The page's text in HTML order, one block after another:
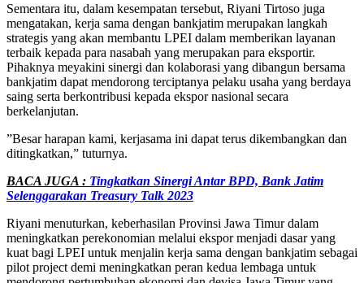
Sementara itu, dalam kesempatan tersebut, Riyani Tirtoso juga
mengatakan, kerja sama dengan bankjatim merupakan langkah
strategis yang akan membantu LPEI dalam memberikan layanan
terbaik kepada para nasabah yang merupakan para eksportir.
Pihaknya meyakini sinergi dan kolaborasi yang dibangun bersama
bankjatim dapat mendorong terciptanya pelaku usaha yang berdaya
saing serta berkontribusi kepada ekspor nasional secara
berkelanjutan.
”Besar harapan kami, kerjasama ini dapat terus dikembangkan dan
ditingkatkan,” tuturnya.
BACA JUGA : Tingkatkan Sinergi Antar BPD, Bank Jatim
Selenggarakan Treasury Talk 2023
Riyani menuturkan, keberhasilan Provinsi Jawa Timur dalam
meningkatkan perekonomian melalui ekspor menjadi dasar yang
kuat bagi LPEI untuk menjalin kerja sama dengan bankjatim sebagai
pilot project demi meningkatkan peran kedua lembaga untuk